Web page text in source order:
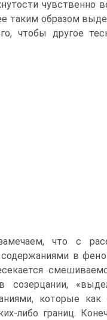
чувственно
таким образом
чтобы другое
что с
в
созерцании,
которые
либо границ.